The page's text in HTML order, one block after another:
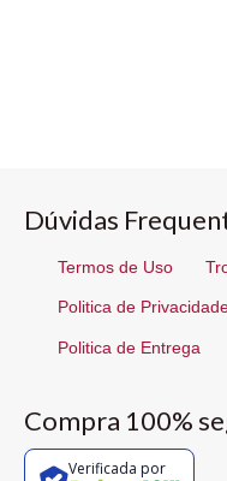
Dúvidas
Termos de Uso
Politica de
Politica de Entrega
Compra 100%
Verificada por